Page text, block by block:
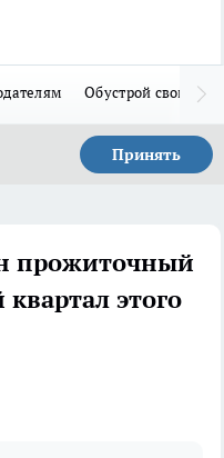
Обустрой свой дом
Принять
прожиточный
этого